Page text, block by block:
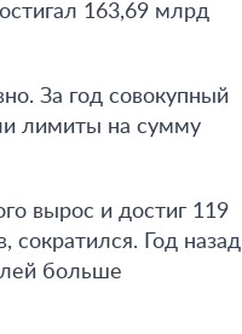
163,69 млрд
За год совокупный
лимиты на сумму
вырос и достиг 119
сократился. Год назад
больше